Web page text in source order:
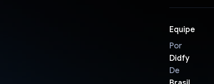
Equipe
Por
Didfy
De